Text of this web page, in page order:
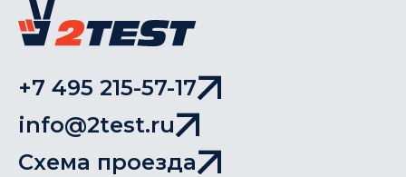
+7 495 215-57-17
info@2test.ru
Схема проезда